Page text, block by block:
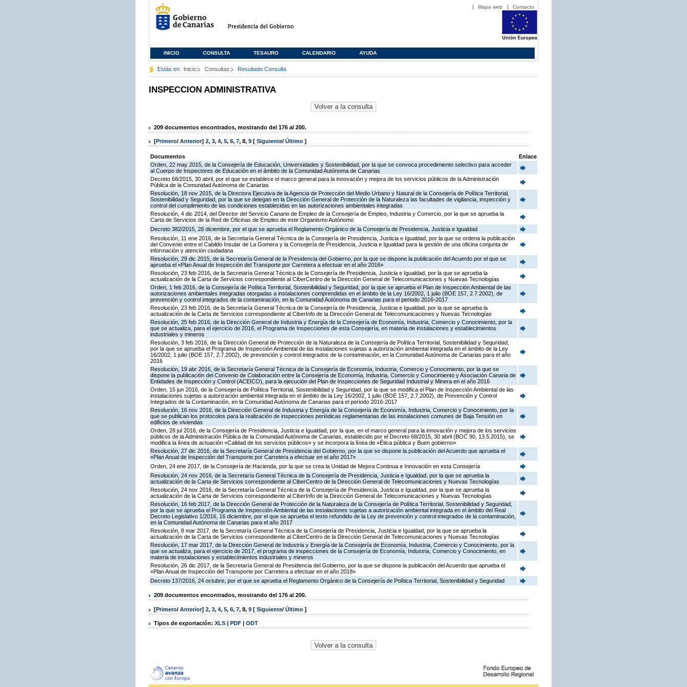
Mapa web Contacto
INICIO CONSULTA TESAURO CALENDARIO AYUDA
Estás en: Inicio Consultas Resultado Consulta
INSPECCION ADMINISTRATIVA
209 documentos encontrados, mostrando del 176 al 200.
[Primero/ Anterior] 2, 3, 4, 5, 6, 7, 8, 9 [ Siguiente/ Último ]
Documentos
Enlace
Orden, 22 may 2015, de la Consejería de Educación, Universidades y Sostenibilidad, por la que se convoca procedimiento selectivo para acceder
al Cuerpo de Inspectores de Educación en el ámbito de la Comunidad Autónoma de Canarias
Decreto 68/2015, 30 abril, por el que se establece el marco general para la innovación y mejora de los servicios públicos de la Administración
Pública de la Comunidad Autónoma de Canarias
Resolución, 18 nov 2015, de la Directora Ejecutiva de la Agencia de Protección del Medio Urbano y Natural de la Consejería de Política Territorial,
Sostenibilidad y Seguridad, por la que se delegan en la Dirección General de Protección de la Naturaleza las facultades de vigilancia, inspección y
control del cumplimiento de las condiciones establecidas en las autorizaciones ambientales integradas
Resolución, 4 dic 2014, del Director del Servicio Canario de Empleo de la Consejería de Empleo, Industria y Comercio, por la que se aprueba la
Carta de Servicios de la Red de Oficinas de Empleo de este Organismo Autónomo
Decreto 382/2015, 28 diciembre, por el que se aprueba el Reglamento Orgánico de la Consejería de Presidencia, Justicia e Igualdad
Resolución, 11 ene 2016, de la Secretaría General Técnica de la Consejería de Presidencia, Justicia e Igualdad, por la que se ordena la publicación
del Convenio entre el Cabildo Insular de La Gomera y la Consejería de Presidencia, Justicia e Igualdad para la gestión de una oficina conjunta de
información y atención ciudadana
Resolución, 29 dic 2015, de la Secretaría General de la Presidencia del Gobierno, por la que se dispone la publicación del Acuerdo por el que se
aprueba el «Plan Anual de Inspección del Transporte por Carretera a efectuar en el año 2016»
Resolución, 23 feb 2016, de la Secretaría General Técnica de la Consejería de Presidencia, Justicia e Igualdad, por la que se aprueba la
actualización de la Carta de Servicios correspondiente al CiberCentro de la Dirección General de Telecomunicaciones y Nuevas Tecnologías
Orden, 1 feb 2016, de la Consejería de Política Territorial, Sostenibilidad y Seguridad, por la que se aprueba el Plan de Inspección Ambiental de las
autorizaciones ambientales integradas otorgadas a instalaciones comprendidas en el ámbito de la Ley 16/2002, 1 julio (BOE 157, 2.7.2002), de
prevención y control integrados de la contaminación, en la Comunidad Autónoma de Canarias para el periodo 2016-2017
Resolución, 23 feb 2016, de la Secretaría General Técnica de la Consejería de Presidencia, Justicia e Igualdad, por la que se aprueba la
actualización de la Carta de Servicios correspondiente al CiberInfo de la Dirección General de Telecomunicaciones y Nuevas Tecnologías
Resolución, 25 feb 2016, de la Dirección General de Industria y Energía de la Consejería de Economía, Industria, Comercio y Conocimiento, por la
que se actualiza, para el ejercicio de 2016, el Programa de Inspecciones de esta Consejería, en materia de instalaciones y establecimientos
industriales y mineros
Resolución, 3 feb 2016, de la Dirección General de Protección de la Naturaleza de la Consejería de Política Territorial, Sostenibilidad y Seguridad,
por la que se aprueba el Programa de Inspección Ambiental de las instalaciones sujetas a autorización ambiental integrada en el ámbito de la Ley
16/2002, 1 julio (BOE 157, 2.7.2002), de prevención y control integrados de la contaminación, en la Comunidad Autónoma de Canarias para el año
2016
Resolución, 19 abr 2016, de la Secretaría General Técnica de la Consejería de Economía, Industria, Comercio y Conocimiento, por la que se
dispone la publicación del Convenio de Colaboración entre la Consejería de Economía, Industria, Comercio y Conocimiento y Asociación Canaria de
Entidades de Inspección y Control (ACEICO), para la ejecución del Plan de Inspecciones de Seguridad Industrial y Minera en el año 2016
Orden, 15 jun 2016, de la Consejería de Política Territorial, Sostenibilidad y Seguridad, por la que se modifica el Plan de Inspección Ambiental de las
instalaciones sujetas a autorización ambiental integrada en el ámbito de la Ley 16/2002, 1 julio (BOE 157, 2.7.2002), de Prevención y Control
Integrados de la Contaminación, en la Comunidad Autónoma de Canarias para el periodo 2016-2017
Resolución, 16 nov 2016, de la Dirección General de Industria y Energía de la Consejería de Economía, Industria, Comercio y Conocimiento, por la
que se publican los protocolos para la realización de inspecciones periódicas reglamentarias de las instalaciones comunes de Baja Tensión en
edificios de viviendas
Orden, 28 jul 2016, de la Consejería de Presidencia, Justicia e Igualdad, por la que, en el marco general para la innovación y mejora de los servicios
públicos de la Administración Pública de la Comunidad Autónoma de Canarias, establecido por el Decreto 68/2015, 30 abril (BOC 90, 13.5.2015), se
modifica la línea de actuación «Calidad de los servicios públicos» y se incorpora la línea de «Ética pública y Buen gobierno»
Resolución, 27 dic 2016, de la Secretaría General de Presidencia del Gobierno, por la que se dispone la publicación del Acuerdo que aprueba el
«Plan Anual de Inspección del Transporte por Carretera a efectuar en el año 2017»
Orden, 24 ene 2017, de la Consejería de Hacienda, por la que se crea la Unidad de Mejora Continua e Innovación en esta Consejería
Resolución, 24 nov 2016, de la Secretaría General Técnica de la Consejería de Presidencia, Justicia e Igualdad, por la que se aprueba la
actualización de la Carta de Servicios correspondiente al CiberCentro de la Dirección General de Telecomunicaciones y Nuevas Tecnologías
Resolución, 24 nov 2016, de la Secretaría General Técnica de la Consejería de Presidencia, Justicia e Igualdad, por la que se aprueba la
actualización de la Carta de Servicios correspondiente al CiberInfo de la Dirección General de Telecomunicaciones y Nuevas Tecnologías
Resolución, 16 feb 2017, de la Dirección General de Protección de la Naturaleza de la Consejería de Política Territorial, Sostenibilidad y Seguridad,
por la que se aprueba el Programa de Inspección Ambiental de las instalaciones sujetas a autorización ambiental integrada en el ámbito del Real
Decreto Legislativo 1/2016, 16 diciembre, por el que se aprueba el texto refundido de la Ley de prevención y control integrados de la contaminación,
en la Comunidad Autónoma de Canarias para el año 2017
Resolución, 8 mar 2017, de la Secretaría General Técnica de la Consejería de Presidencia, Justicia e Igualdad, por la que se aprueba la
actualización de la Carta de Servicios correspondiente al CiberCentro de la Dirección General de Telecomunicaciones y Nuevas Tecnologías
Resolución, 17 mar 2017, de la Dirección General de Industria y Energía de la Consejería de Economía, Industria, Comercio y Conocimiento, por la
que se actualiza, para el ejercicio de 2017, el programa de inspecciones de la Consejería de Economía, Industria, Comercio y Conocimiento, en
materia de instalaciones y establecimientos industriales y mineros
Resolución, 26 dic 2017, de la Secretaría General de Presidencia del Gobierno, por la que se dispone la publicación del Acuerdo que aprueba el
«Plan Anual de Inspección del Transporte por Carretera a efectuar en el año 2018»
Decreto 137/2016, 24 octubre, por el que se aprueba el Reglamento Orgánico de la Consejería de Política Territorial, Sostenibilidad y Seguridad
209 documentos encontrados, mostrando del 176 al 200.
[Primero/ Anterior] 2, 3, 4, 5, 6, 7, 8, 9 [ Siguiente/ Último ]
Tipos de exportación: XLS | PDF | ODT